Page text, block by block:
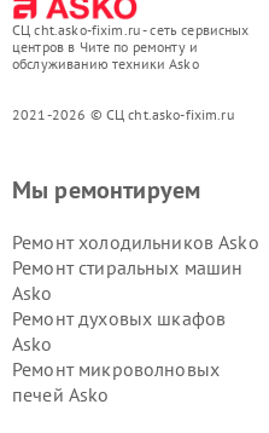
СЦ cht.asko-fixim.ru - сеть сервисных
центров в Чите по ремонту и
обслуживанию техники Asko
2021-2026 © СЦ cht.asko-fixim.ru
Мы ремонтируем
Ремонт холодильников Asko
Ремонт стиральных машин
Asko
Ремонт духовых шкафов
Asko
Ремонт микроволновых
печей Asko